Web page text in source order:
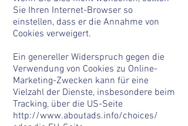
Sie Ihren Internet-Browser so
einstellen, dass er die Annahme von
Cookies verweigert.
Ein genereller Widerspruch gegen die
Verwendung von Cookies zu Online-
Marketing-Zwecken kann für eine
Vielzahl der Dienste, insbesondere beim
Tracking, über die US-Seite
http://www.aboutads.info/choices/